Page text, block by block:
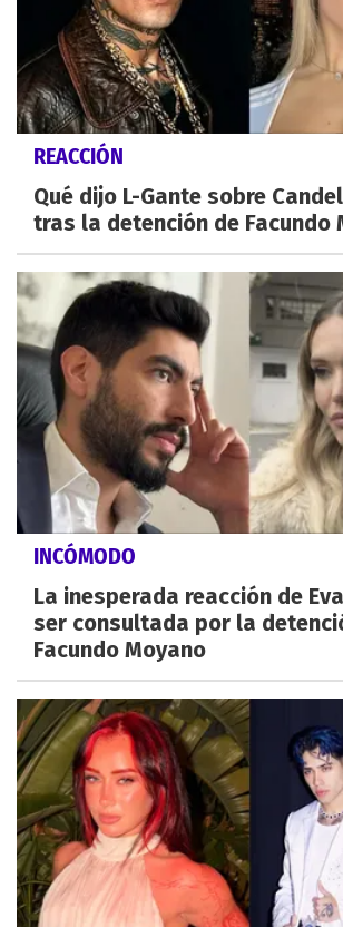
REACCIÓN
Qué dijo L-Gante sobre
tras la detención de Facundo
INCÓMODO
La inesperada reacción de
ser consultada por la
Facundo Moyano